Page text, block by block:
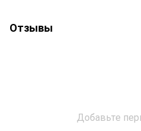
Отзывы
Добавьте